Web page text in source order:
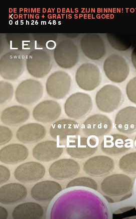
Overslaan
naar
de
inhoud
gaan
DE PRIME DAY DEALS ZIJN BINNEN!
KORTING + GRATIS SPEELGOED
0 d 5 h 26 m 46 s
verzwaarde
LELO